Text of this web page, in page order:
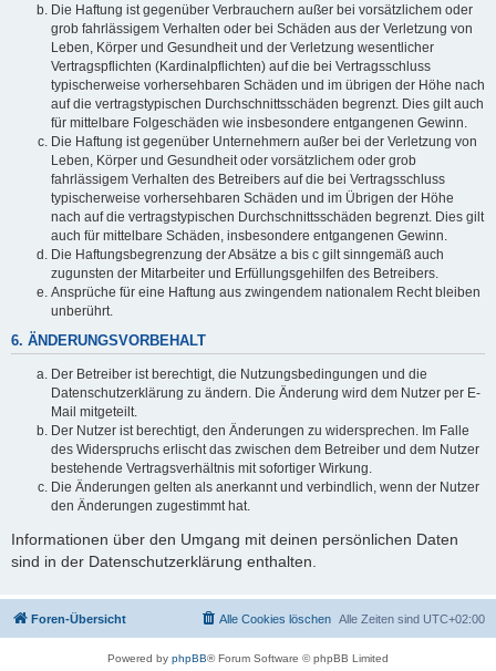
Die Haftung ist gegenüber Verbrauchern außer bei vorsätzlichem oder
grob fahrlässigem Verhalten oder bei Schäden aus der Verletzung von
Leben, Körper und Gesundheit und der Verletzung wesentlicher
Vertragspflichten (Kardinalpflichten) auf die bei Vertragsschluss
typischerweise vorhersehbaren Schäden und im übrigen der Höhe nach
auf die vertragstypischen Durchschnittsschäden begrenzt. Dies gilt auch
für mittelbare Folgeschäden wie insbesondere entgangenen Gewinn.
Die Haftung ist gegenüber Unternehmern außer bei der Verletzung von
Leben, Körper und Gesundheit oder vorsätzlichem oder grob
fahrlässigem Verhalten des Betreibers auf die bei Vertragsschluss
typischerweise vorhersehbaren Schäden und im Übrigen der Höhe
nach auf die vertragstypischen Durchschnittsschäden begrenzt. Dies gilt
auch für mittelbare Schäden, insbesondere entgangenen Gewinn.
Die Haftungsbegrenzung der Absätze a bis c gilt sinngemäß auch
zugunsten der Mitarbeiter und Erfüllungsgehilfen des Betreibers.
Ansprüche für eine Haftung aus zwingendem nationalem Recht bleiben
unberührt.
6. ÄNDERUNGSVORBEHALT
Der Betreiber ist berechtigt, die Nutzungsbedingungen und die
Datenschutzerklärung zu ändern. Die Änderung wird dem Nutzer per E-
Mail mitgeteilt.
Der Nutzer ist berechtigt, den Änderungen zu widersprechen. Im Falle
des Widerspruchs erlischt das zwischen dem Betreiber und dem Nutzer
bestehende Vertragsverhältnis mit sofortiger Wirkung.
Die Änderungen gelten als anerkannt und verbindlich, wenn der Nutzer
den Änderungen zugestimmt hat.
Informationen über den Umgang mit deinen persönlichen Daten
sind in der Datenschutzerklärung enthalten.
Foren-Übersicht Alle Zeiten sind UTC+02:00
Alle Cookies löschen
Powered by phpBB® Forum Software © phpBB Limited